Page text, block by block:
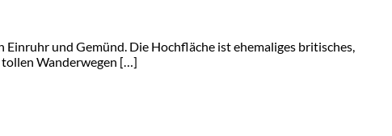
und Gemünd. Die Hochfläche ist ehemaliges britisches,
Wanderwegen […]